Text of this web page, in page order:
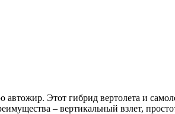
Этот гибрид вертолета и
– вертикальный взлет,